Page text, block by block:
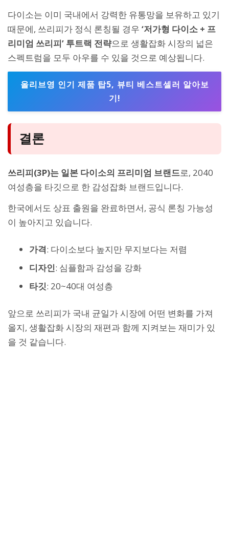
다이소는 이미 국내에서 강력한 유통망을 보유하고 있기
때문에, 쓰리피가 정식 론칭될 경우 ‘저가형 다이소 + 프
리미엄 쓰리피’ 투트랙 전략으로 생활잡화 시장의 넓은
스펙트럼을 모두 아우를 수 있을 것으로 예상됩니다.
올리브영 인기 제품 탑5, 뷰티 베스트셀러 알아보
기!
결론
쓰리피(3P)는 일본 다이소의 프리미엄 브랜드로, 2040
여성층을 타깃으로 한 감성잡화 브랜드입니다.
한국에서도 상표 출원을 완료하면서, 공식 론칭 가능성
이 높아지고 있습니다.
가격: 다이소보다 높지만 무지보다는 저렴
디자인: 심플함과 감성을 강화
타깃: 20~40대 여성층
앞으로 쓰리피가 국내 균일가 시장에 어떤 변화를 가져
올지, 생활잡화 시장의 재편과 함께 지켜보는 재미가 있
을 것 같습니다.